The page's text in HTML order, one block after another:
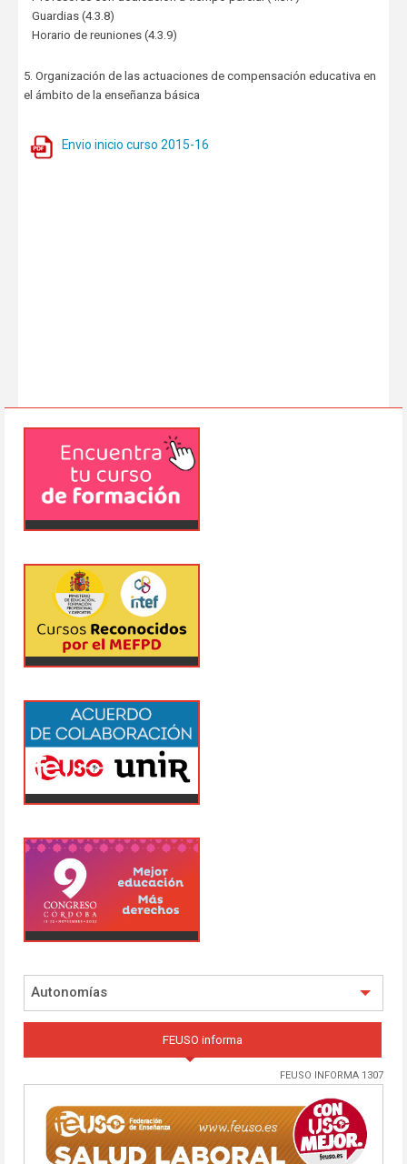
Guardias (4.3.8)
Horario de reuniones (4.3.9)
5. Organización de las actuaciones de compensación educativa en
el ámbito de la enseñanza básica
Envio inicio curso 2015-16
Autonomías
FEUSO informa
FEUSO INFORMA 1307